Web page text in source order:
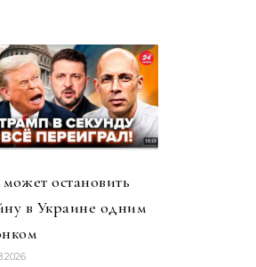
остановить
в Украине одним